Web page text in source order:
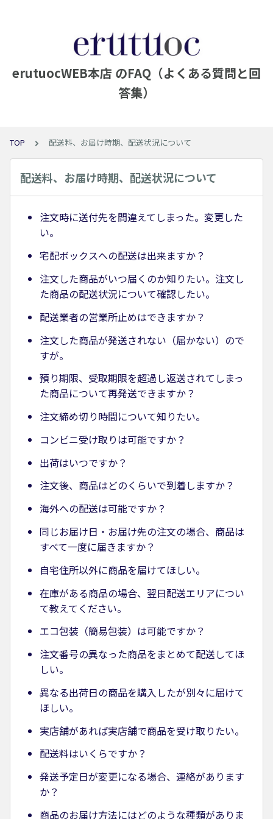
erutuocWEB本店 のFAQ（よくある質問と回
答集）
TOP 配送料、お届け時期、配送状況について
配送料、お届け時期、配送状況について
注文時に送付先を間違えてしまった。変更した
い。
宅配ボックスへの配送は出来ますか？
注文した商品がいつ届くのか知りたい。注文し
た商品の配送状況について確認したい。
配送業者の営業所止めはできますか？
注文した商品が発送されない（届かない）ので
すが。
預り期限、受取期限を超過し返送されてしまっ
た商品について再発送できますか？
注文締め切り時間について知りたい。
コンビニ受け取りは可能ですか？
出荷はいつですか？
注文後、商品はどのくらいで到着しますか？
海外への配送は可能ですか？
同じお届け日・お届け先の注文の場合、商品は
すべて一度に届きますか？
自宅住所以外に商品を届けてほしい。
在庫がある商品の場合、翌日配送エリアについ
て教えてください。
エコ包装（簡易包装）は可能ですか？
注文番号の異なった商品をまとめて配送してほ
しい。
異なる出荷日の商品を購入したが別々に届けて
ほしい。
実店舗があれば実店舗で商品を受け取りたい。
配送料はいくらですか？
発送予定日が変更になる場合、連絡があります
か？
商品のお届け方法にはどのような種類がありま